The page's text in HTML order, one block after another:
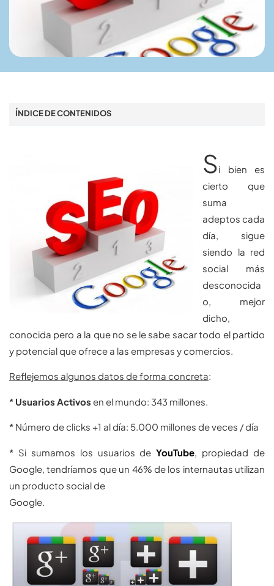
ÍNDICE DE CONTENIDOS
Si bien es
cierto que
suma
adeptos cada
día, sigue
siendo la red
social más
desconocida
o, mejor
dicho,
conocida pero a la que no se le sabe sacar todo el partido
y potencial que ofrece a las empresas y comercios.
Reflejemos algunos datos de forma concreta:
* Usuarios Activos en el mundo: 343 millones.
* Número de clicks +1 al día: 5.000 millones de veces / día
* Si sumamos los usuarios deYouTube , propiedad de
Google, tendríamos que un 46% de los internautas utilizan
un producto social de
Google.